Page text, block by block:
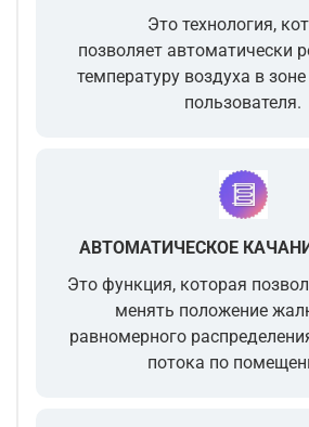
Это технология,
позволяет автоматически
температуру воздуха в
пользователя.
АВТОМАТИЧЕСКОЕ
Это функция, которая
менять положение
равномерного
потока по